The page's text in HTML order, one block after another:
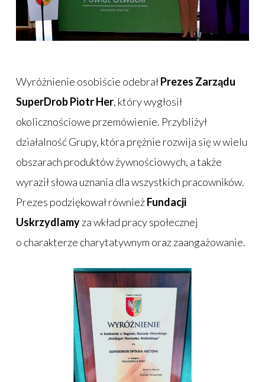
Wyróżnienie osobiście odebrałPrezes Zarządu
SuperDrob Piotr Her, który wygłosił
okolicznościowe przemówienie. Przybliżył
działalność Grupy, która prężnie rozwija się w wielu
obszarach produktów żywnościowych, a także
wyraził słowa uznania dla wszystkich pracowników.
Prezes podziękował równieżFundacji
Uskrzydlamyza wkład pracy społecznej
o charakterze charytatywnym oraz zaangażowanie.